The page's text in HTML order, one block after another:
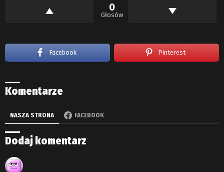
0
Głosów
Facebook Pinterest
Komentarze
NASZA STRONA FACEBOOK
Dodaj komentarz